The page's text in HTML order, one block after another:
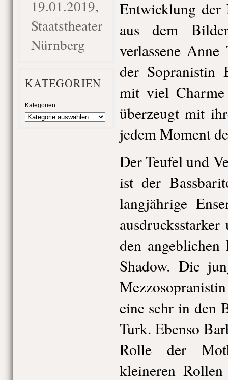
19.01.2019,
Staatstheater
Nürnberg
KATEGORIEN
Kategorien
Entwicklung der
aus dem
verlassene
der Sopranistin
mit viel
überzeugt mit
jedem Moment
Der Teufel und
ist der
langjährige
den
Shadow. Die
eine sehr in den
Turk. Ebenso
Rolle der
kleineren